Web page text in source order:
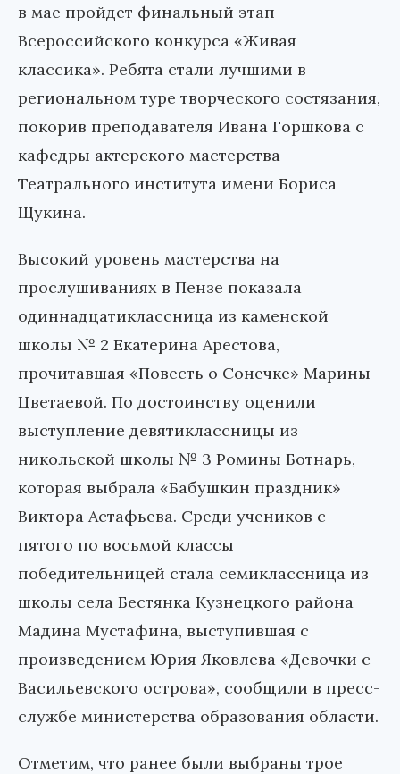
в мае пройдет финальный этап
Всероссийского конкурса «Живая
классика». Ребята стали лучшими в
региональном туре творческого состязания,
покорив преподавателя Ивана Горшкова с
кафедры актерского мастерства
Театрального института имени Бориса
Щукина.
Высокий уровень мастерства на
прослушиваниях в Пензе показала
одиннадцатиклассница из каменской
школы № 2 Екатерина Арестова,
прочитавшая «Повесть о Сонечке» Марины
Цветаевой. По достоинству оценили
выступление девятиклассницы из
никольской школы № 3 Ромины Ботнарь,
которая выбрала «Бабушкин праздник»
Виктора Астафьева. Среди учеников с
пятого по восьмой классы
победительницей стала семиклассница из
школы села Бестянка Кузнецкого района
Мадина Мустафина, выступившая с
произведением Юрия Яковлева «Девочки с
Васильевского острова», сообщили в пресс-
службе министерства образования области.
Отметим, что ранее были выбраны трое